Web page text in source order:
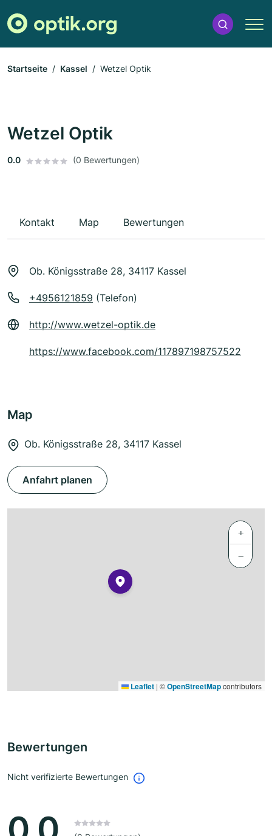
Startseite Kassel Wetzel Optik
Wetzel Optik
0.0 (0 Bewertungen)
Kontakt Map Bewertungen
Ob. Königsstraße 28, 34117 Kassel
+4956121859 (Telefon)
http://www.wetzel-optik.de
https://www.facebook.com/117897198757522
Map
Ob. Königsstraße 28, 34117 Kassel
Anfahrt planen
+
−
Leaflet | ©OpenStreetMapcontributors
Bewertungen
Nicht verifizierte Bewertungen